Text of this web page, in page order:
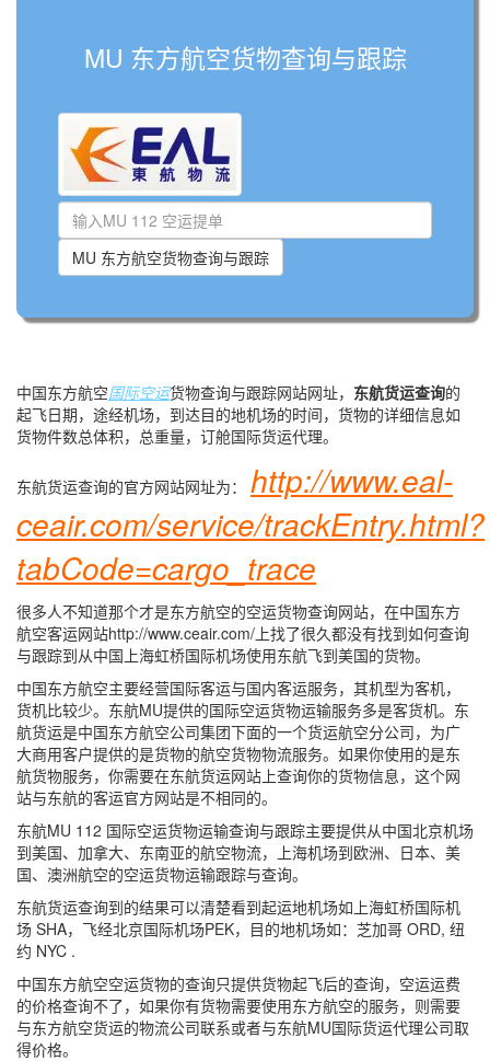
MU 东方航空货物查询与跟踪
MU 东方航空货物查询与跟踪
中国东方航空国际空运货物查询与跟踪网站网址， 东航货运查询的
起飞日期，途经机场，到达目的地机场的时间，货物的详细信息如
货物件数总体积，总重量，订舱国际货运代理。
东航货运查询的官方网站网址为： http://www.eal-
ceair.com/service/trackEntry.html?
tabCode=cargo_trace
很多人不知道那个才是东方航空的空运货物查询网站，在中国东方
航空客运网站http://www.ceair.com/上找了很久都没有找到如何查询
与跟踪到从中国上海虹桥国际机场使用东航飞到美国的货物。
中国东方航空主要经营国际客运与国内客运服务，其机型为客机，
货机比较少。东航MU提供的国际空运货物运输服务多是客货机。东
航货运是中国东方航空公司集团下面的一个货运航空分公司，为广
大商用客户提供的是货物的航空货物物流服务。如果你使用的是东
航货物服务，你需要在东航货运网站上查询你的货物信息，这个网
站与东航的客运官方网站是不相同的。
东航MU 112 国际空运货物运输查询与跟踪主要提供从中国北京机场
到美国、加拿大、东南亚的航空物流，上海机场到欧洲、日本、美
国、澳洲航空的空运货物运输跟踪与查询。
东航货运查询到的结果可以清楚看到起运地机场如上海虹桥国际机
场 SHA，飞经北京国际机场PEK，目的地机场如：芝加哥 ORD, 纽
约 NYC .
中国东方航空空运货物的查询只提供货物起飞后的查询，空运运费
的价格查询不了，如果你有货物需要使用东方航空的服务，则需要
与东方航空货运的物流公司联系或者与东航MU国际货运代理公司取
得价格。